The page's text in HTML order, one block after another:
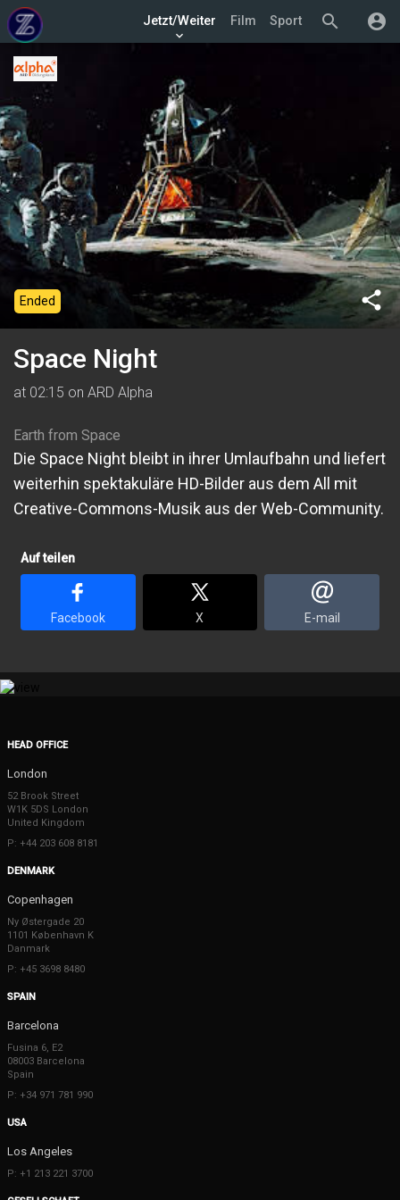
search account_circle
Jetzt/Weiter
keyboard_arrow_down
Film Sport
share
Ended
Space Night
at 02:15 on ARD Alpha
Earth from Space
Die Space Night bleibt in ihrer Umlaufbahn und liefert
weiterhin spektakuläre HD-Bilder aus dem All mit
Creative-Commons-Musik aus der Web-Community.
Auf teilen
Facebook X E-mail
HEAD OFFICE
London
52 Brook Street
W1K 5DS London
United Kingdom
P: +44 203 608 8181
DENMARK
Copenhagen
Ny Østergade 20
1101 København K
Danmark
P: +45 3698 8480
SPAIN
Barcelona
Fusina 6, E2
08003 Barcelona
Spain
P: +34 971 781 990
USA
Los Angeles
P: +1 213 221 3700